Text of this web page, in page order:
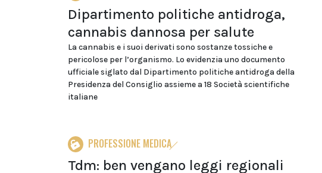
Dipartimento politiche antidroga,
cannabis dannosa per salute
La cannabis e i suoi derivati sono sostanze tossiche e
pericolose per l’organismo. Lo evidenzia uno documento
ufficiale siglato dal Dipartimento politiche antidroga della
Presidenza del Consiglio assieme a 18 Società scientifiche
italiane
PROFESSIONE MEDICA
Tdm: ben vengano leggi regionali